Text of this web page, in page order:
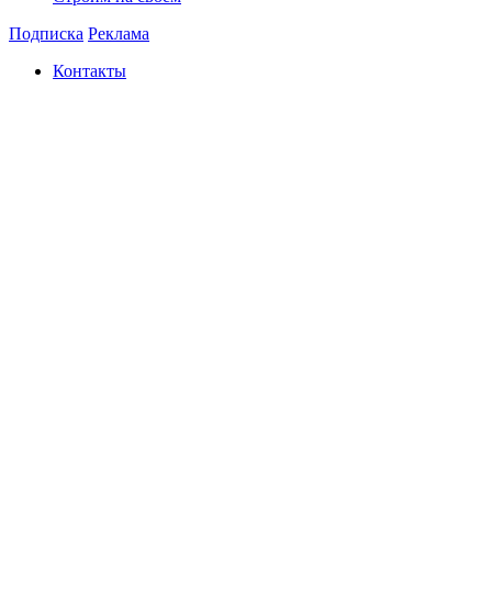
Подписка Реклама
Контакты